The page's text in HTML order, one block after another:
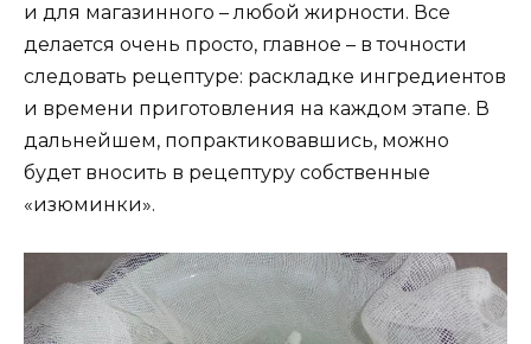
и для магазинного – любой жирности. Все
делается очень просто, главное – в точности
следовать рецептуре: раскладке ингредиентов
и времени приготовления на каждом этапе. В
дальнейшем, попрактиковавшись, можно
будет вносить в рецептуру собственные
«изюминки».